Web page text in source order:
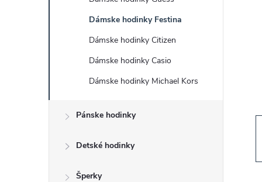
a
Dámske hodinky Festina
Dámske hodinky Citizen
Dámske hodinky Casio
Dámske hodinky Michael Kors
Pánske hodinky
Detské hodinky
Šperky